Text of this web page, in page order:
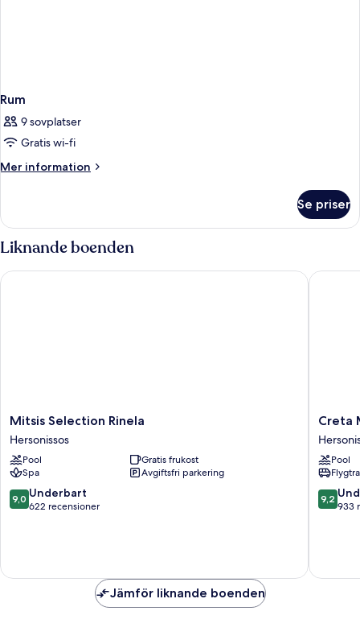
Rum
9 sovplatser
Gratis wi-fi
Mer information
Mer
Se priser
Liknande boenden
Mitsis
Selection
Rinela
Hersonissos
Mitsis Selection Rinela
Hersonissos
Pool
Gratis frukost
Spa
Avgiftsfri parkering
9.0
av
9,0 Underbart
622 recensioner
Mitsis Selection Rinela
Creta
Maris
Resort
-
All
Inclusive
Creta
Pool
9.2
av
9,2
933
Creta
Jämför liknande boenden